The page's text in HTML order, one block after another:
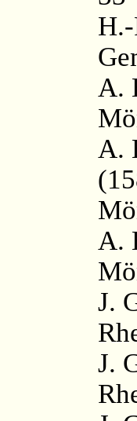
A.
A.
A.
J.
J.